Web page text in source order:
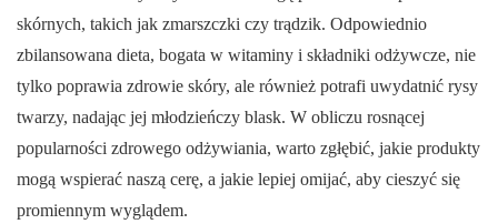
skórnych, takich jak zmarszczki czy trądzik. Odpowiednio
zbilansowana dieta, bogata w witaminy i składniki odżywcze, nie
tylko poprawia zdrowie skóry, ale również potrafi uwydatnić rysy
twarzy, nadając jej młodzieńczy blask. W obliczu rosnącej
popularności zdrowego odżywiania, warto zgłębić, jakie produkty
mogą wspierać naszą cerę, a jakie lepiej omijać, aby cieszyć się
promiennym wyglądem.